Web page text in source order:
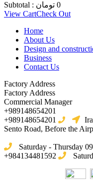
Subtotal :
0 تومان
View CartCheck Out
Home
About Us
Design and
Business
Contact Us
Factory Address
Factory Address
Commercial Manager
+989148654201
+989148654201
Sento Road, Before the
Saturday - Thursday
+984134481592